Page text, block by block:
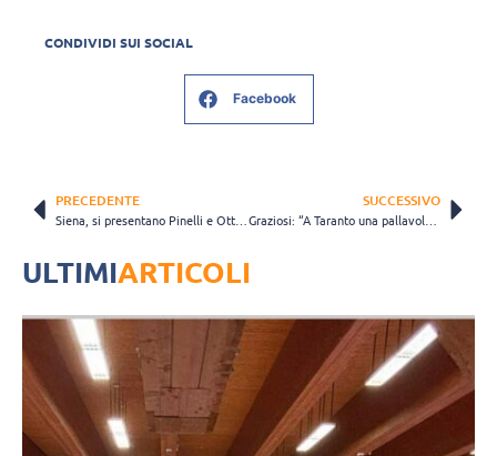
CONDIVIDI SUI SOCIAL
Facebook
PRECEDENTE SUCCESSIVO
ULTIMIARTICOLI